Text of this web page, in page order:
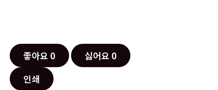
좋아요 0 싫어요 0
인쇄